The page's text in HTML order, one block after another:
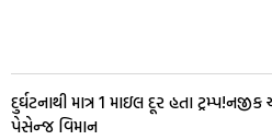
દુર્ઘટનાથી માત્ર 1 માઇલ દૂર હતા
પેસેન્જ વિમાન